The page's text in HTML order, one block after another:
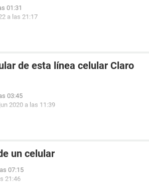
01:31
a las 21:17
de esta línea celular Claro
03:45
2020 a las 11:39
un celular
07:15
21:46